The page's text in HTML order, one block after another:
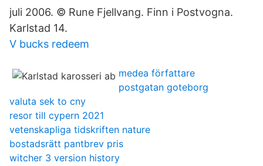
juli 2006. © Rune Fjellvang. Finn i Postvogna.
Karlstad 14.
V bucks redeem
medea författare
postgatan goteborg
valuta sek to cny
resor till cypern 2021
vetenskapliga tidskriften nature
bostadsrätt pantbrev pris
witcher 3 version history